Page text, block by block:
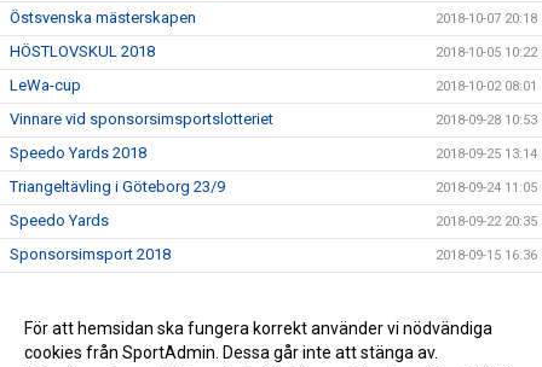
Östsvenska mästerskapen 2018-10-07 20:18
HÖSTLOVSKUL 2018 2018-10-05 10:22
LeWa-cup 2018-10-02 08:01
Vinnare vid sponsorsimsportslotteriet 2018-09-28 10:53
Speedo Yards 2018 2018-09-25 13:14
Triangeltävling i Göteborg 23/9 2018-09-24 11:05
Speedo Yards 2018-09-22 20:35
Sponsorsimsport 2018 2018-09-15 16:36
Rösta på Lisa!!! 2018-09-04 17:22
SPONSORSIMSPORT 15/9 2018-09-03 14:38
För att hemsidan ska fungera korrekt använder vi nödvändiga
cookies från SportAdmin. Dessa går inte att stänga av.